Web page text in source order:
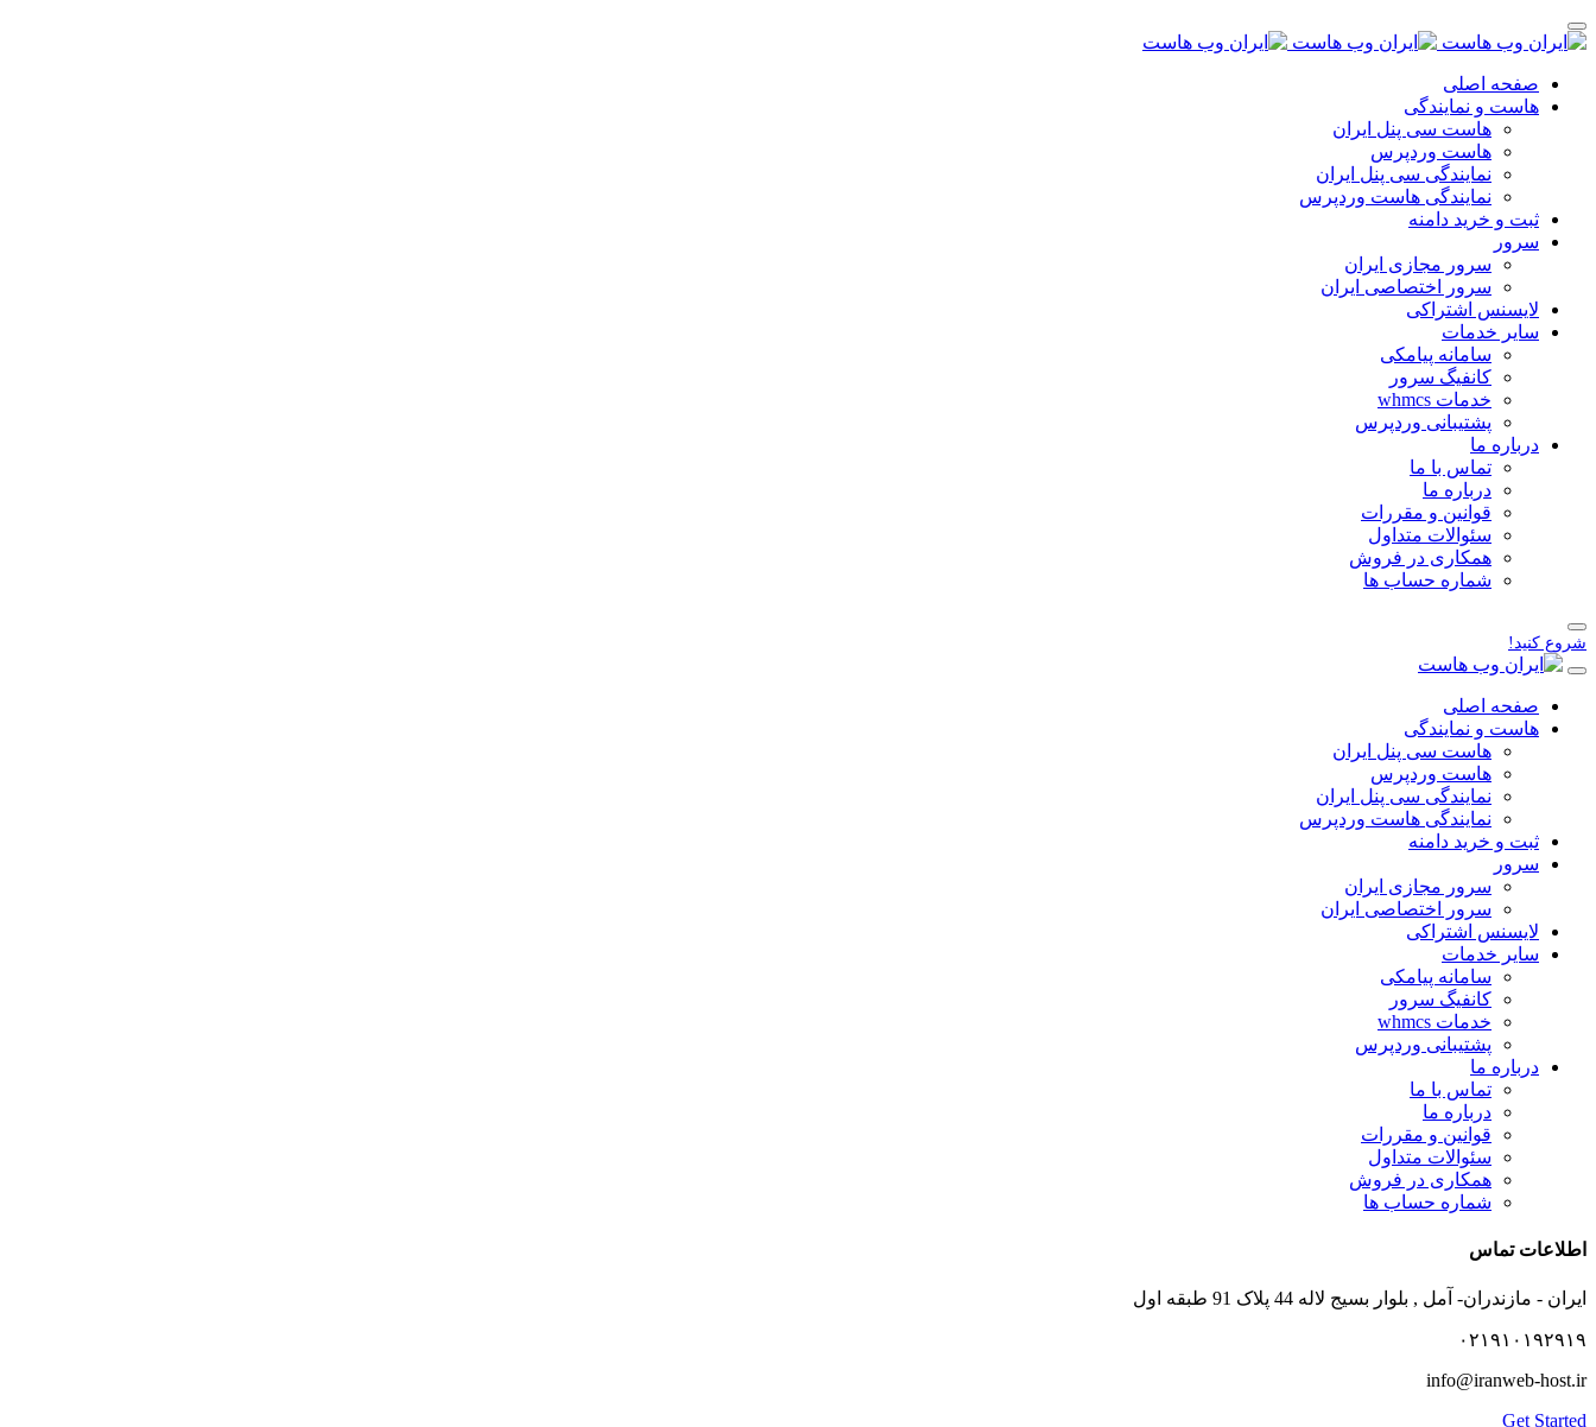
صفحه اصلی
هاست و نمایندگی
هاست سی پنل ایران
هاست وردپرس
نمایندگی سی پنل ایران
نمایندگی هاست وردپرس
ثبت و خرید دامنه
سرور
سرور مجازی ایران
سرور اختصاصی ایران
لایسنس اشتراکی
سایر خدمات
سامانه پیامکی
کانفیگ سرور
خدمات whmcs
پشتیبانی وردپرس
درباره ما
تماس با ما
درباره ما
قوانین و مقررات
سئوالات متداول
همکاری در فروش
شماره حساب ها
صفحه اصلی
هاست و نمایندگی
هاست سی پنل ایران
هاست وردپرس
نمایندگی سی پنل ایران
نمایندگی هاست وردپرس
ثبت و خرید دامنه
سرور
سرور مجازی ایران
سرور اختصاصی ایران
لایسنس اشتراکی
سایر خدمات
سامانه پیامکی
کانفیگ سرور
خدمات whmcs
پشتیبانی وردپرس
درباره ما
تماس با ما
درباره ما
قوانین و مقررات
سئوالات متداول
همکاری در فروش
شماره حساب ها
اطلاعات تماس
ایران - مازندران- آمل , بلوار بسیج لاله 44 پلاک 91 طبقه اول
۰۲۱۹۱۰۱۹۲۹۱۹
info@iranweb-host.ir
Get Started